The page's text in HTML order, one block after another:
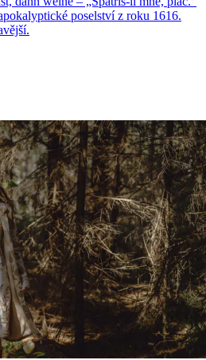
poselství z roku 1616.